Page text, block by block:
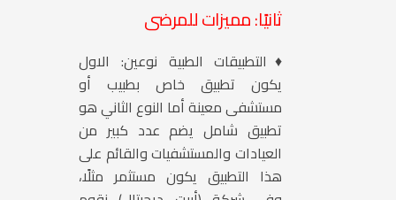
ثانيًا: مميزات للمرضى
♦التطبيقات الطبية نوعين: الاول
يكون تطبيق خاص بطبيب أو
مستشفى معينة أما النوع الثاني هو
تطبيق شامل يضم عدد كبير من
العيادات والمستشفيات والقائم على
هذا التطبيق يكون مستثمر مثلًا،